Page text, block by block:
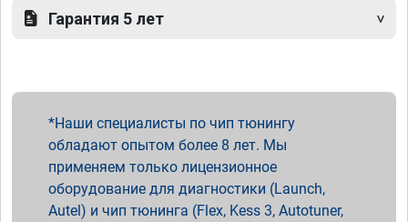
Гарантия 5 лет
Наши специалисты по чип тюнингу
обладают опытом более 8 лет. Мы
применяем только лицензионное
оборудование для диагностики (Launch,
Autel) и чип тюнинга (Flex, Kess 3, Autotuner,